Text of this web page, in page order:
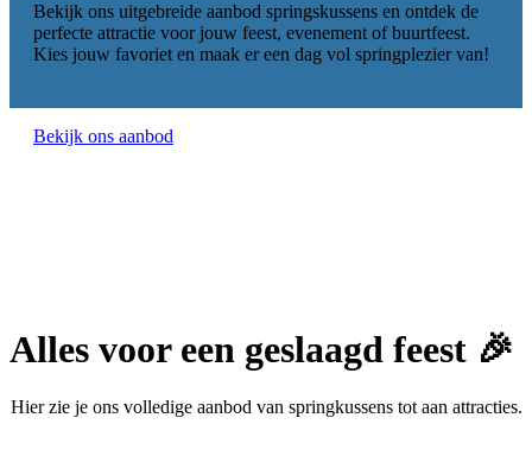
Bekijk ons uitgebreide aanbod springskussens en ontdek de
perfecte attractie voor jouw feest, evenement of buurtfeest.
Kies jouw favoriet en maak er een dag vol springplezier van!
Bekijk ons aanbod
Alles voor een geslaagd feest 🎉
Hier zie je ons volledige aanbod van springkussens tot aan attracties.